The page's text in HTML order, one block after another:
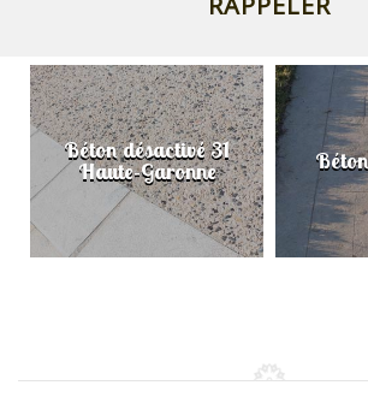
Béton désactivé 31
Haute-Garonne